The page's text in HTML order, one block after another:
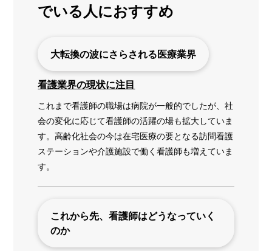
でいる人におすすめ
大転換の波にさらされる医療業界
看護業界の現状に注目
これまで看護師の職場は病院が一般的でしたが、社
会の変化に応じて看護師の活躍の場も拡大していま
す。高齢化社会の今は在宅医療の要となる訪問看護
ステーションや介護施設で働く看護師も増えていま
す。
これから先、看護師はどうなっていく
のか